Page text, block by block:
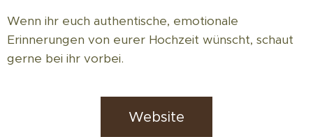
Wenn ihr euch authentische, emotionale
Erinnerungen von eurer Hochzeit wünscht, schaut
gerne bei ihr vorbei.
Website